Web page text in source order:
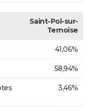
Saint-Pol-sur-
Ternoise
41,06%
58,94%
3,46%